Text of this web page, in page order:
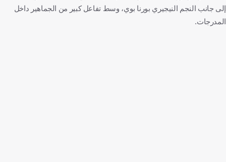
إلى جانب النجم النيجيري بورنا بوي، وسط تفاعل كبير من الجماهير داخل
المدرجات.